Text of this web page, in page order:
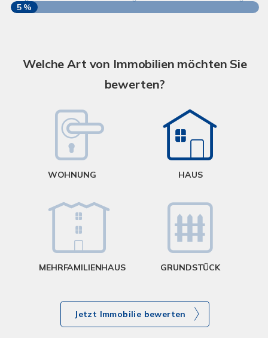
5 %
Welche Art von Immobilien möchten Sie
bewerten?
WOHNUNG HAUS
MEHRFAMILIENHAUS GRUNDSTÜCK
Jetzt Immobilie bewerten